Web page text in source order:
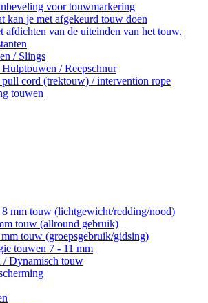
voor touwmarkering
kan je met afgekeurd touw doen
afdichten van de uiteinden van het touw.
/ Slings
/ Reepschnur
pull cord (trektouw) / intervention rope
touwen
8 mm touw (lichtgewicht/redding/nood)
touw (allround gebruik)
mm touw (groepsgebruik/gidsing)
touwen 7 - 11 mm
Dynamisch touw